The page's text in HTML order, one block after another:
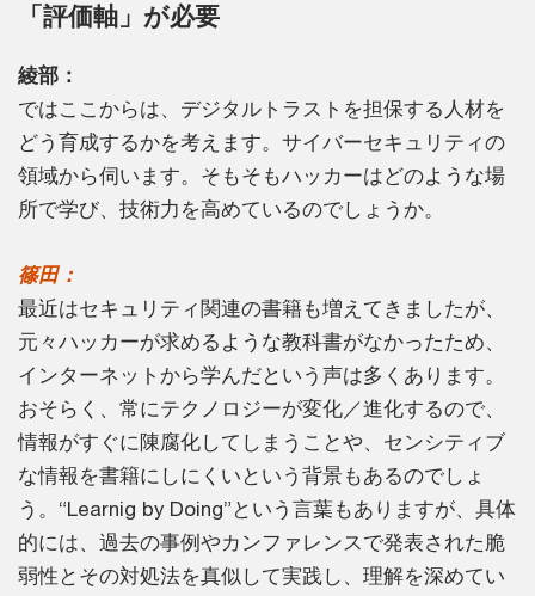
「評価軸」が必要
綾部：
ではここからは、デジタルトラストを担保する人材を
どう育成するかを考えます。サイバーセキュリティの
領域から伺います。そもそもハッカーはどのような場
所で学び、技術力を高めているのでしょうか。
篠田：
最近はセキュリティ関連の書籍も増えてきましたが、
元々ハッカーが求めるような教科書がなかったため、
インターネットから学んだという声は多くあります。
おそらく、常にテクノロジーが変化／進化するので、
情報がすぐに陳腐化してしまうことや、センシティブ
な情報を書籍にしにくいという背景もあるのでしょ
う。“Learnig by Doing”という言葉もありますが、具体
的には、過去の事例やカンファレンスで発表された脆
弱性とその対処法を真似して実践し、理解を深めてい